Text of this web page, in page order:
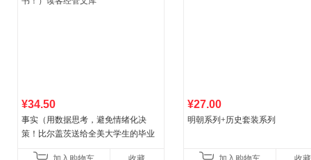
¥34.50
事实（用数据思考，避免情绪化决
策！比尔盖茨送给全美大学生的毕业
¥27.00
明朝系列+历史套装系列